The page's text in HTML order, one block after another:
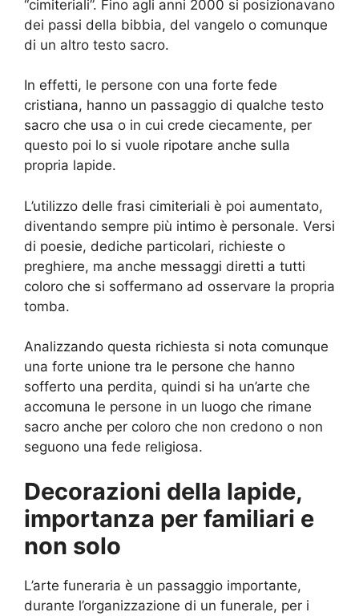
“cimiteriali”. Fino agli anni 2000 si posizionavano
dei passi della bibbia, del vangelo o comunque
di un altro testo sacro.
In effetti, le persone con una forte fede
cristiana, hanno un passaggio di qualche testo
sacro che usa o in cui crede ciecamente, per
questo poi lo si vuole ripotare anche sulla
propria lapide.
L’utilizzo delle frasi cimiteriali è poi aumentato,
diventando sempre più intimo è personale. Versi
di poesie, dediche particolari, richieste o
preghiere, ma anche messaggi diretti a tutti
coloro che si soffermano ad osservare la propria
tomba.
Analizzando questa richiesta si nota comunque
una forte unione tra le persone che hanno
sofferto una perdita, quindi si ha un’arte che
accomuna le persone in un luogo che rimane
sacro anche per coloro che non credono o non
seguono una fede religiosa.
Decorazioni della lapide,
importanza per familiari e
non solo
L’arte funeraria è un passaggio importante,
durante l’organizzazione di un funerale, per i